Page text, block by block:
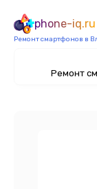
phone-iq.ru
Ремонт смартфонов в
Ремонт